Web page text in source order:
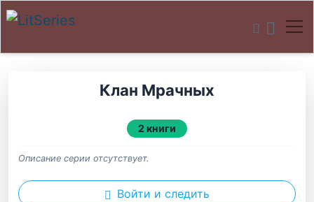
Клан Мрачных
2 книги
Описание серии отсутствует.
Войти и следить